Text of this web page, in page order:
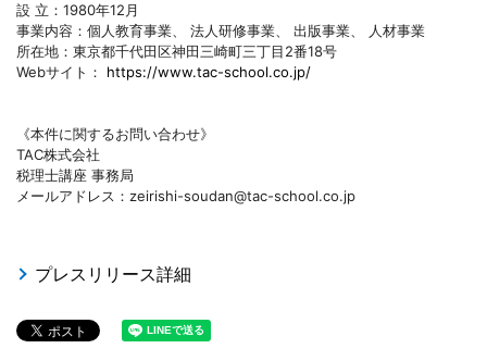
設 立：1980年12月
事業内容：個人教育事業、 法人研修事業、 出版事業、 人材事業
所在地：東京都千代田区神田三崎町三丁目2番18号
Webサイト： https://www.tac-school.co.jp/
《本件に関するお問い合わせ》
TAC株式会社
税理士講座 事務局
メールアドレス：zeirishi-soudan@tac-school.co.jp
プレスリリース詳細